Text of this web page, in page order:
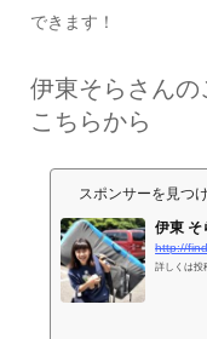
できます！
伊東そらさん
こちらから
スポンサーを見つ
伊東 そ
http://
詳しくは投